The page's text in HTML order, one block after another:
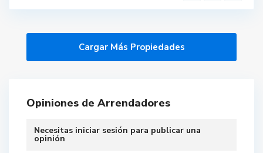
Opiniones de Arrendadores
Necesitas iniciar sesión para publicar una
opinión